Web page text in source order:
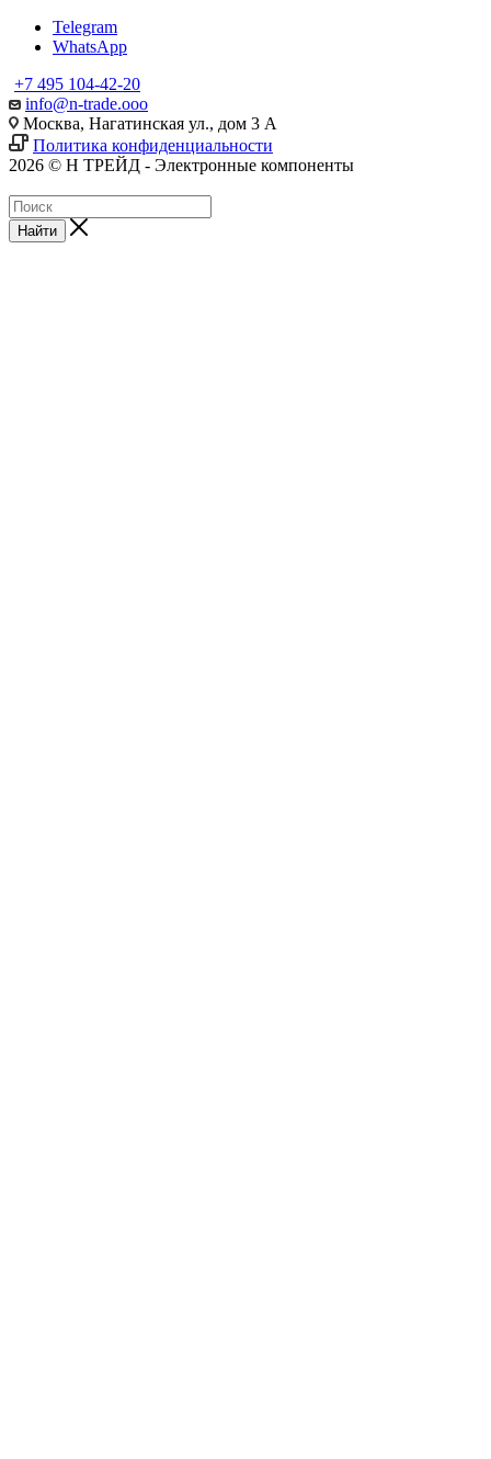
Telegram
WhatsApp
+7 495 104-42-20
info@n-trade.ooo
Москва, Нагатинская ул., дом 3 А
Политика конфиденциальности
2026 © Н ТРЕЙД - Электронные компоненты
Найти